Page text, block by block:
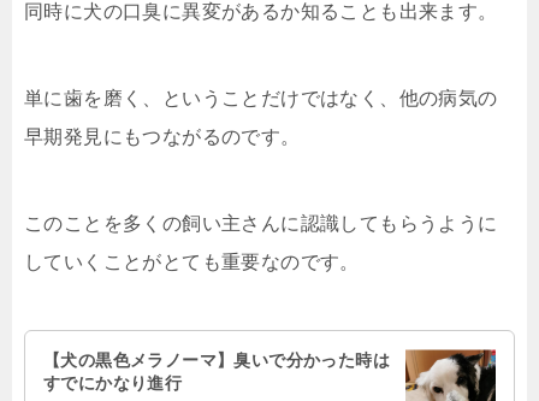
同時に犬の口臭に異変があるか知ることも出来ます。
単に歯を磨く、ということだけではなく、他の病気の
早期発見にもつながるのです。
このことを多くの飼い主さんに認識してもらうように
していくことがとても重要なのです。
【犬の黒色メラノーマ】臭いで分かった時は
すでにかなり進行